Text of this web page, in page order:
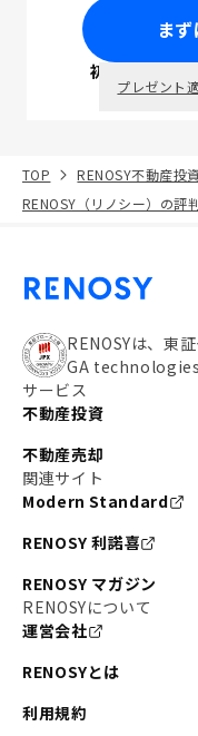
ま
初回面談で
プレゼント
TOP RENOSY不動産投
RENOSY（リノシー）の評
RENOSYは、東
GA technologies
サービス
不動産投資
不動産売却
関連サイト
Modern Standard
RENOSY 利諾喜
RENOSY マガジン
RENOSYについて
運営会社
RENOSYとは
利用規約